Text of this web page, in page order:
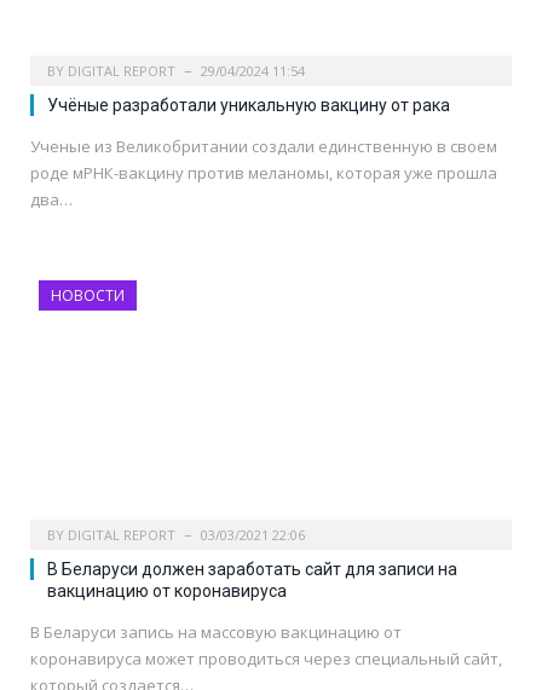
BY DIGITAL REPORT 29/04/2024 11:54
Учёные разработали уникальную вакцину от рака
Ученые из Великобритании создали единственную в своем
роде мРНК-вакцину против меланомы, которая уже прошла
два…
НОВОСТИ
BY DIGITAL REPORT 03/03/2021 22:06
В Беларуси должен заработать сайт для записи на
вакцинацию от коронавируса
В Беларуси запись на массовую вакцинацию от
коронавируса может проводиться через специальный сайт,
который создается…